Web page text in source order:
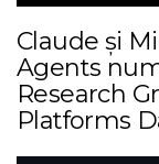
Claude și
Agents
Research
Platforms